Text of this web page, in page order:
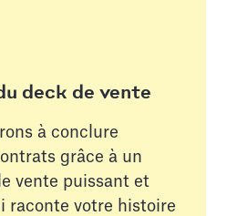
deck de vente
à conclure
grâce à un
vente puissant et
raconte votre histoire